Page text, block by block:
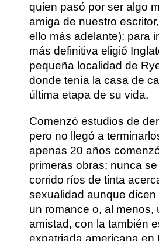
quien pasó por ser algo
amiga de nuestro
ello más adelante); para
más definitiva eligió
pequeña localidad de
donde tenía la casa de
última etapa de su vida.
Comenzó estudios de
pero no llegó a
apenas 20 años
primeras obras; nunca
corrido ríos de tinta
sexualidad aunque dicen
un romance o, al menos,
amistad, con la también
expatriada americana en